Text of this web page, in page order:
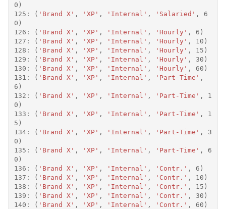
0 )
125 : ( 'Brand X' , 'XP' , 'Internal' , 'Salaried' ,
6
0 )
126 : ( 'Brand X' , 'XP' , 'Internal' , 'Hourly' , 6 )
127 : ( 'Brand X' , 'XP' , 'Internal' , 'Hourly' , 10 )
128 : ( 'Brand X' , 'XP' , 'Internal' , 'Hourly' , 15 )
129 : ( 'Brand X' , 'XP' , 'Internal' , 'Hourly' , 30 )
130 : ( 'Brand X' , 'XP' , 'Internal' , 'Hourly' , 60 )
131 : ( 'Brand X' , 'XP' , 'Internal' , 'Part-Time' ,
6 )
132 : ( 'Brand X' , 'XP' , 'Internal' , 'Part-Time' ,
1
0 )
133 : ( 'Brand X' , 'XP' , 'Internal' , 'Part-Time' ,
1
5 )
134: ( 'Brand X' , 'XP' , 'Internal' , 'Part-Time' ,
3
0 )
135 : ( 'Brand X' , 'XP' , 'Internal' , 'Part-Time' ,
6
0 )
136 : ( 'Brand X' , 'XP' , 'Internal' , 'Contr.' , 6 )
137 : ( 'Brand X' , 'XP' , 'Internal' , 'Contr.' , 10 )
138 : ( 'Brand X' , 'XP' , 'Internal' , 'Contr.' , 15 )
139 : ( 'Brand X' , 'XP' , 'Internal' , 'Contr.' , 30 )
140 : ( 'Brand X' , 'XP' , 'Internal' , 'Contr.' , 60 )